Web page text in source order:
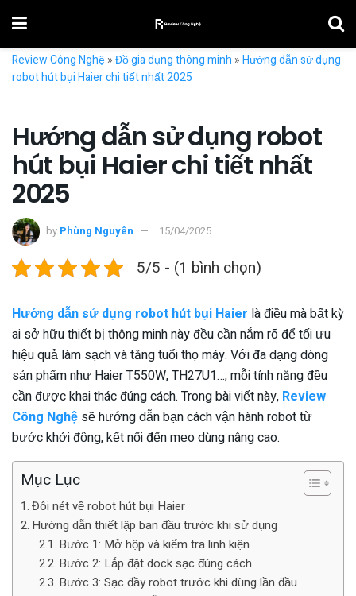
Review Công Nghệ»Đồ gia dụng thông minh »Hướng dẫn sử dụng
robot hút bụi Haier chi tiết nhất 2025
Hướng dẫn sử dụng robot
hút bụi Haier chi tiết nhất
2025
by Phùng Nguyên 15/04/2025
5/5 - (1 bình chọn)
Hướng dẫn sử dụng robot hút bụi Haier là điều mà bất kỳ
ai sở hữu thiết bị thông minh này đều cần nắm rõ để tối ưu
hiệu quả làm sạch và tăng tuổi thọ máy. Với đa dạng dòng
sản phẩm như Haier T550W, TH27U1…, mỗi tính năng đều
cần được khai thác đúng cách. Trong bài viết này, Review
Công Nghệ sẽ hướng dẫn bạn cách vận hành robot từ
bước khởi động, kết nối đến mẹo dùng nâng cao.
Mục Lục
Đôi nét về robot hút bụi Haier
Hướng dẫn thiết lập ban đầu trước khi sử dụng
Bước 1: Mở hộp và kiểm tra linh kiện
Bước 2: Lắp đặt dock sạc đúng cách
Bước 3: Sạc đầy robot trước khi dùng lần đầu